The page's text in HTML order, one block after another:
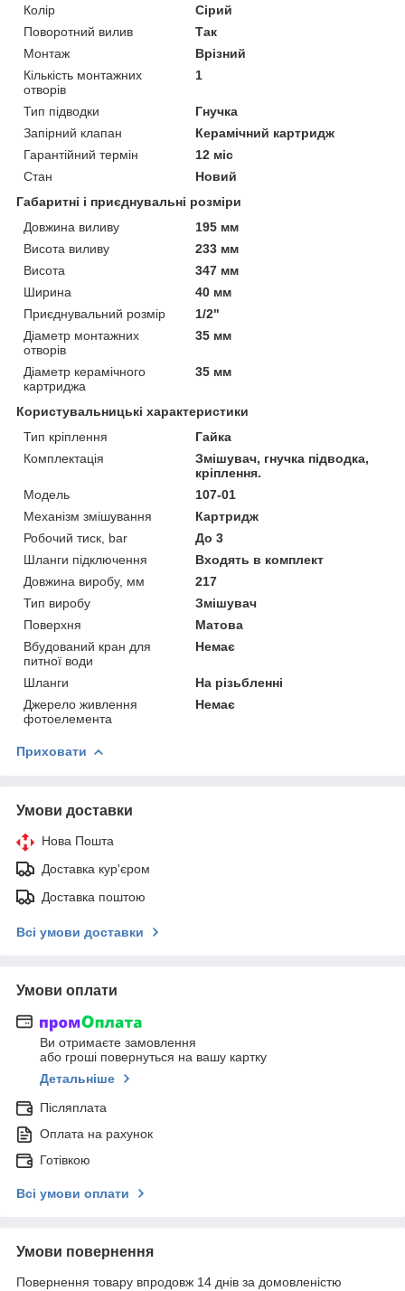
Колір
Сірий
Поворотний вилив
Так
Монтаж
Врізний
Кількість монтажних
отворів
1
Тип підводки
Гнучка
Запірний клапан
Керамічний картридж
Гарантійний термін
12 міс
Стан
Новий
Габаритні і приєднувальні розміри
Довжина виливу
195 мм
Висота виливу
233 мм
Висота
347 мм
Ширина
40 мм
Приєднувальний розмір
1/2"
Діаметр монтажних
отворів
35 мм
Діаметр керамічного
картриджа
35 мм
Користувальницькі характеристики
Тип кріплення
Гайка
Комплектація
Змішувач, гнучка підводка,
кріплення.
Модель
107-01
Механізм змішування
Картридж
Робочий тиск, bar
До 3
Шланги підключення
Входять в комплект
Довжина виробу, мм
217
Тип виробу
Змішувач
Поверхня
Матова
Вбудований кран для
питної води
Немає
Шланги
На різьбленні
Джерело живлення
фотоелемента
Немає
Приховати
Умови доставки
Нова Пошта
Доставка кур'єром
Доставка поштою
Всі умови доставки
Умови оплати
Ви отримаєте замовлення
або гроші повернуться на вашу картку
Детальніше
Післяплата
Оплата на рахунок
Готівкою
Всі умови оплати
Умови повернення
Повернення товару впродовж 14 днів за домовленістю